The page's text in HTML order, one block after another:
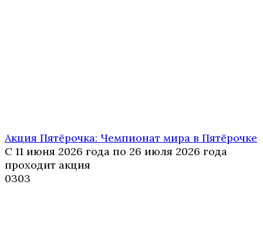
Акция Пятёрочка: Чемпионат мира в Пятёрочке
С 11 июня 2026 года по 26 июля 2026 года
проходит акция
0303